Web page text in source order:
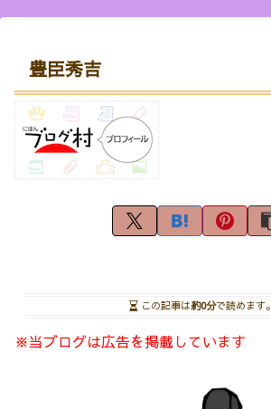
豊臣秀吉
この記事は約0分で読めます。
※当ブログは広告を掲載しています